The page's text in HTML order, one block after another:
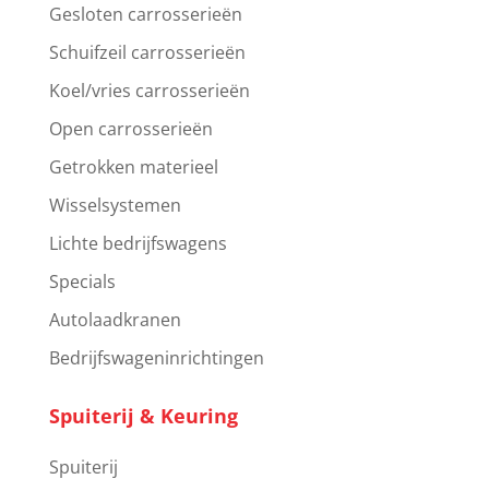
Gesloten carrosserieën
Schuifzeil carrosserieën
Koel/vries carrosserieën
Open carrosserieën
Getrokken materieel
Wisselsystemen
Lichte bedrijfswagens
Specials
Autolaadkranen
Bedrijfswageninrichtingen
Spuiterij & Keuring
Spuiterij